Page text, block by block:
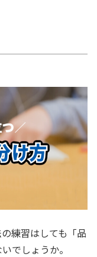
練習はしても「品
でしょうか。